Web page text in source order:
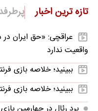
تازه ترین اخبار
عراقچی: «حق ایران
واقعیت ندارد
ببینید؛ خلاصه بازی فرنتس واروش
ببینید؛ خلاصه بازی فرنتس واروش